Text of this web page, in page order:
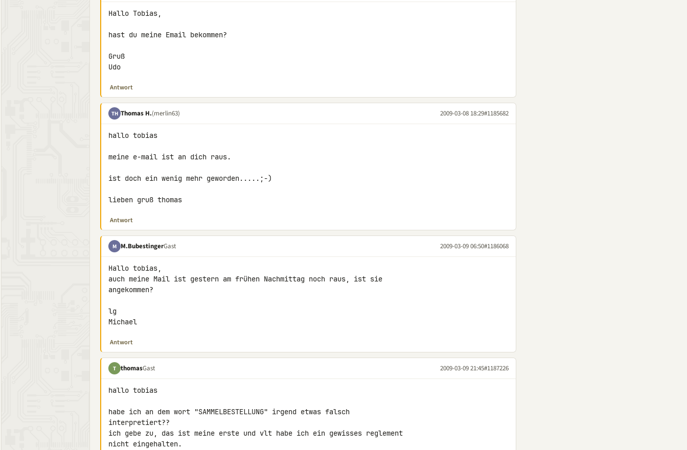
Hallo Tobias,
hast du meine Email bekommen?
Gruß
Udo
Antwort
TH Thomas H.(merlin63) 2009-03-08 18:29#1185682
hallo tobias
meine e-mail ist an dich raus.
ist doch ein wenig mehr geworden.....;-)
lieben gruß thomas
Antwort
M M.BubestingerGast 2009-03-09 06:50#1186068
Hallo tobias,
auch meine Mail ist gestern am frühen Nachmittag noch raus, ist sie
angekommen?
lg
Michael
Antwort
T thomasGast 2009-03-09 21:45#1187226
hallo tobias
habe ich an dem wort "SAMMELBESTELLUNG" irgend etwas falsch
interpretiert??
ich gebe zu, das ist meine erste und vlt habe ich ein gewisses reglement
nicht eingehalten.